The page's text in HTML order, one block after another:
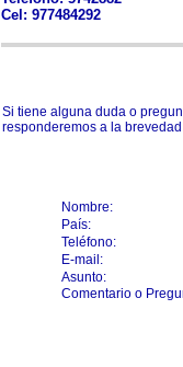
Cel: 977484292
Si tiene alguna duda o
responderemos a la
Nombre:
País:
Teléfono:
E-mail:
Asunto:
Comentario o